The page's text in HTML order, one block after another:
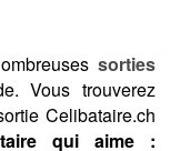
sorties
Vous trouverez
Celibataire.ch
qui aime :